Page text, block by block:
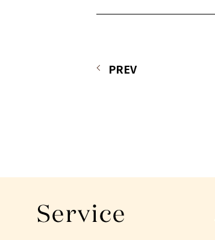
PREV